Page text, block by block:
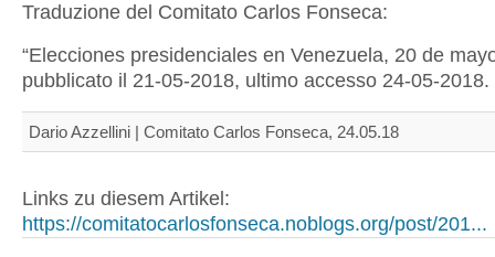
Traduzione del Comitato Carlos Fonseca:
“Elecciones presidenciales en Venezuela, 20 de
pubblicato il 21-05-2018, ultimo accesso 24-05-2018.
Dario Azzellini | Comitato Carlos Fonseca, 24.05.18
Links zu diesem Artikel:
https://comitatocarlosfonseca.noblogs.org/post/201...